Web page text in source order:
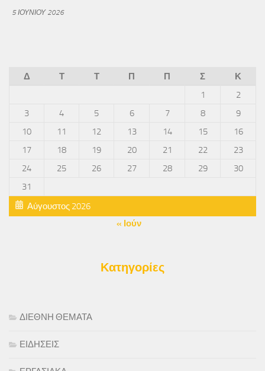
5 ΙΟΥΝΊΟΥ 2026
Αύγουστος 2026
Δ Τ Τ Π Π Σ
Κ
1
2
3
4 5 6 7 8
9
10
11 12 13 14 15
16
17
18 19 20 21 22
23
24
25 26 27 28 29
30
31
« Ιούν
Κατηγορίες
ΔΙΕΘΝΗ ΘΕΜΑΤΑ
ΕΙΔΗΣΕΙΣ